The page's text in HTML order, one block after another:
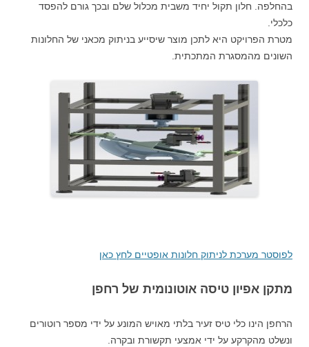
בהחלפה. חלון תקול יחיד משבית מכלול שלם ובכך גורם להפסד
כלכלי.
מטרת הפרויקט היא לתכן מוצר שיסייע בניתוק מכאני של החלונות
השונים מהמסגרת המתכתית.
לפוסטר מערכת לניתוק חלונות אופטיים לחץ כאן
מתקן אפיון טיסה אוטונומית של רחפן
הרחפן הינו כלי טיס זעיר בלתי מאויש המונע על ידי מספר רוטורים
ונשלט מהקרקע על ידי אמצעי תקשורת ובקרה.